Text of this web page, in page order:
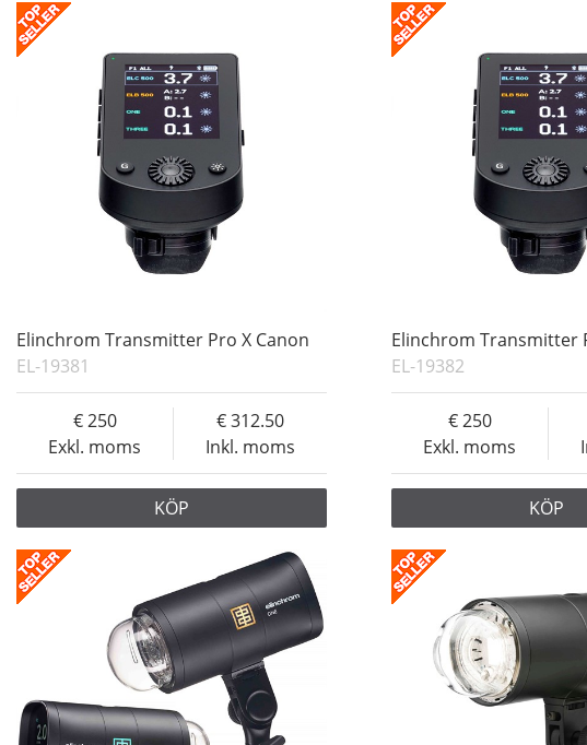
Elinchrom Transmitter Pro X Canon
EL-19381
Exkl. moms
250
Inkl. moms
312.50
KÖP
Elinchrom Transmitter
EL-19382
Exkl. moms
250
KÖP